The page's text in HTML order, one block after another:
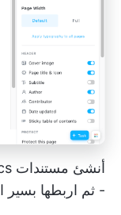
- ثم اربطها بسير